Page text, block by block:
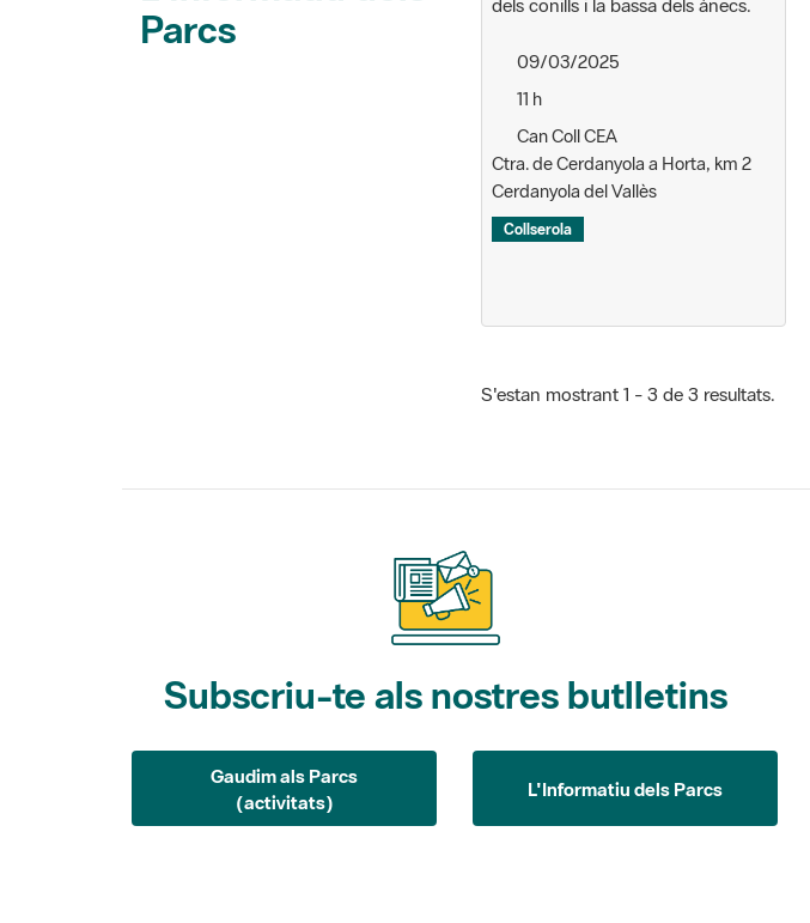
Parcs
09/03/2025
11 h
Can Coll CEA
Ctra. de Cerdanyola a Horta, km 2
Cerdanyola del Vallès
Collserola
S'estan mostrant 1 - 3 de 3 resultats.
Subscriu-te als nostres butlletins
Gaudim als Parcs
(activitats)
L'Informatiu dels Parcs